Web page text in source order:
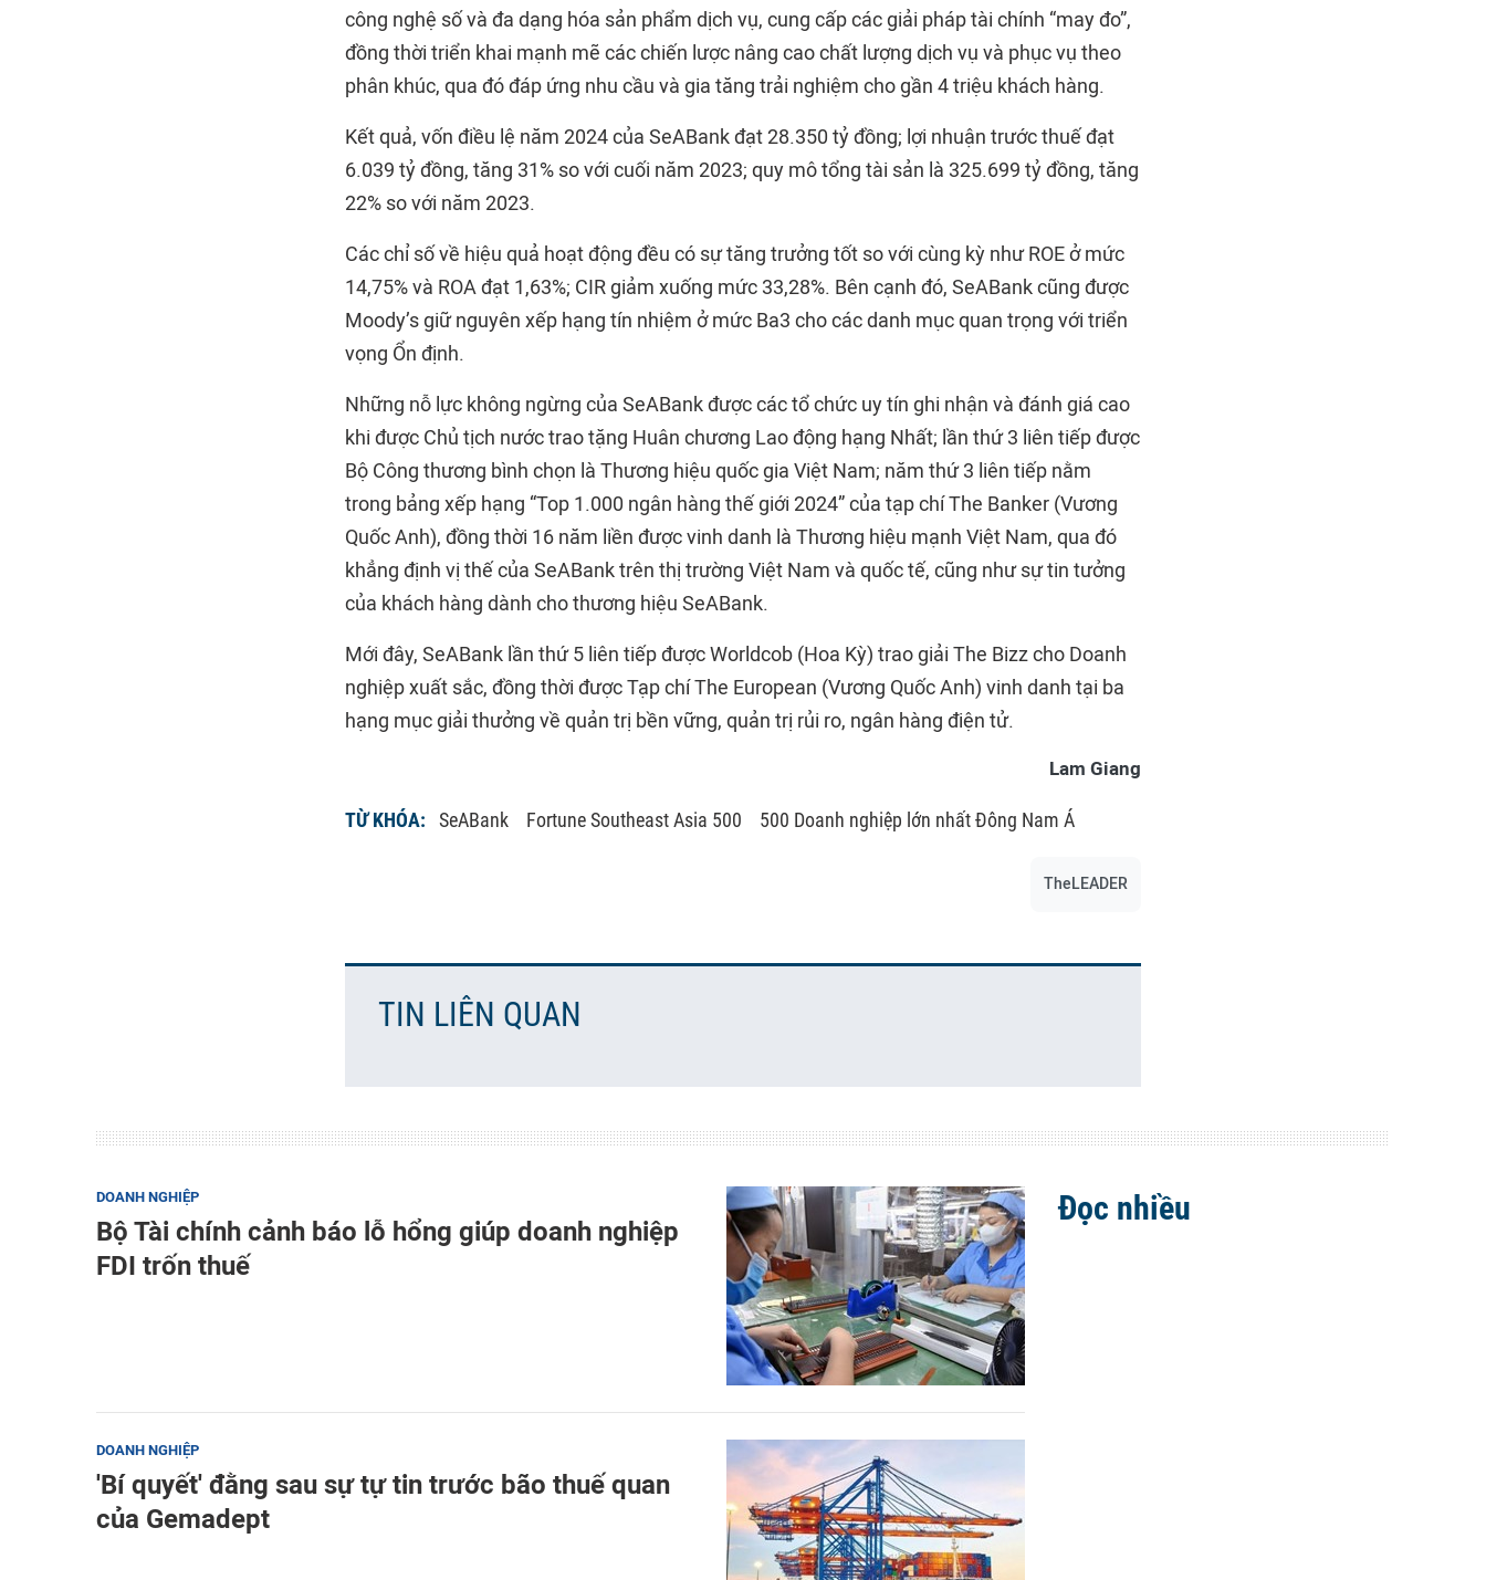
công nghệ số và đa dạng hóa sản phẩm dịch vụ, cung cấp các giải pháp tài chính “may đo”,
đồng thời triển khai mạnh mẽ các chiến lược nâng cao chất lượng dịch vụ và phục vụ theo
phân khúc, qua đó đáp ứng nhu cầu và gia tăng trải nghiệm cho gần 4 triệu khách hàng.
Kết quả, vốn điều lệ năm 2024 của SeABankđạt 28.350 tỷ đồng; lợi nhuận trước thuế đạt
6.039 tỷ đồng, tăng 31% so với cuối năm 2023; quy mô tổng tài sản là 325.699 tỷ đồng, tăng
22% so với năm 2023.
Các chỉ số về hiệu quả hoạt động đều có sự tăng trưởng tốt so với cùng kỳ như ROE ở mức
14,75% và ROA đạt 1,63%; CIR giảm xuống mức 33,28%. Bên cạnh đó, SeABank cũng được
Moody’s giữ nguyên xếp hạng tín nhiệm ở mức Ba3 cho các danh mục quan trọng với triển
vọng Ổn định.
Những nỗ lực không ngừng của SeABank được các tổ chức uy tín ghi nhận và đánh giá cao
khi được Chủ tịch nước trao tặng Huân chương Lao động hạng Nhất; lần thứ 3 liên tiếp được
Bộ Công thương bình chọn là Thương hiệu quốc gia Việt Nam; năm thứ 3 liên tiếp nằm
trong bảng xếp hạng “Top 1.000 ngân hàng thế giới 2024” của tạp chí The Banker (Vương
Quốc Anh), đồng thời 16 năm liền được vinh danh là Thương hiệu mạnh Việt Nam, qua đó
khẳng định vị thế của SeABank trên thị trường Việt Nam và quốc tế, cũng như sự tin tưởng
của khách hàng dành cho thương hiệu SeABank.
Mới đây, SeABank lần thứ 5 liên tiếp được Worldcob (Hoa Kỳ) trao giải The Bizz cho Doanh
nghiệp xuất sắc, đồng thời được Tạp chí The European (Vương Quốc Anh) vinh danh tại ba
hạng mục giải thưởng về quản trị bền vững, quản trị rủi ro, ngân hàng điện tử.
Lam Giang
TỪ KHÓA: SeABank Fortune Southeast Asia 500 500 Doanh nghiệp lớn nhất Đông Nam Á
TheLEADER
TIN LIÊN QUAN
DOANH NGHIỆP
Bộ Tài chính cảnh báo lỗ hổng giúp doanh nghiệp
FDI trốn thuế
DOANH NGHIỆP
'Bí quyết' đằng sau sự tự tin trước bão thuế quan
của Gemadept
Đọc nhiều